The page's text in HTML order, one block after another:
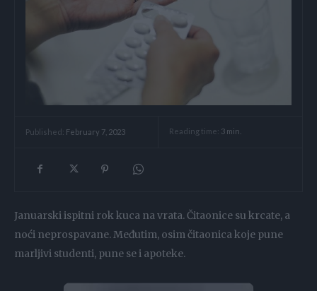
Published: February 7, 2023 Reading time: 3 min.
Januarski ispitni rok kuca na vrata. Čitaonice su krcate, a
noći neprospavane. Međutim, osim čitaonica koje pune
marljivi studenti, pune se i apoteke.